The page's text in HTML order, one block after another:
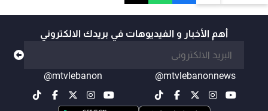
أهم الأخبار و الفيديوهات في بريدك الالكتروني
@mtvlebanonnews
@mtvlebanon